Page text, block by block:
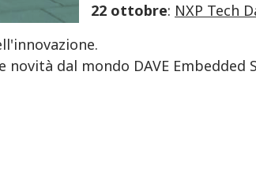
22 ottobre: NXP Tech
dal mondo DAVE Embedded